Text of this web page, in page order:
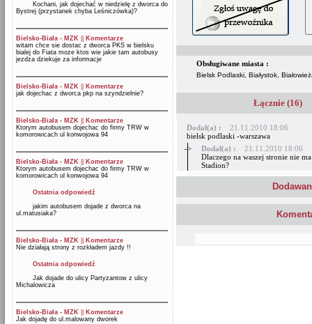
Kochani, jak dojechać w niedzielę z dworca do
Bystrej (przystanek chyba Leśniczówka)?
Bielsko-Biała - MZK
Komentarze
witam chce sie dostac z dworca PKS w bielsku
bialej do Fiata moze ktos wie jakie tam autobusy
jezdza dziekuje za informacje
Bielsko-Biała - MZK
Komentarze
jak dojechac z dworca pkp na szyndzielnie?
Bielsko-Biała - MZK
Komentarze
Ktorym autobusem dojechac do firmy TRW w
komorowicach ul konwojowa 94
Bielsko-Biała - MZK
Komentarze
Ktorym autobusem dojechac do firmy TRW w
komorowicach ul konwojowa 94
Ostatnia odpowiedź
jakim autobusem dojade z dworca na
ul.matusiaka?
Bielsko-Biała - MZK
Komentarze
Nie działają strony z rozkładem jazdy !!
Ostatnia odpowiedź
Jak dojade do ulicy Partyzantow z ulicy
Michalowicza
Bielsko-Biała - MZK
Komentarze
Jak dojadę do ul.malowany dworek
Obsługiwane miasta :
Bielsk Podlaski, Białystok,
Łącznie (16)
Dodał(a) :
21.11.2010 18:06
bielsk podlaski -warszawa
->
Dodał(a) :
21.11.2010 18:06
Dlaczego na waszej stronie nie
Stadion?